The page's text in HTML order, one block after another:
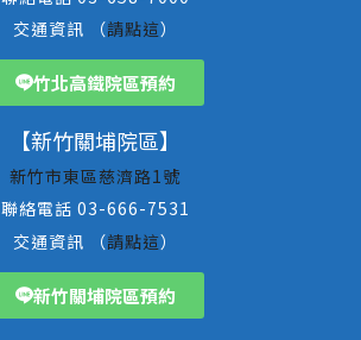
交通資訊 （請點這）
竹北高鐵院區預約
【新竹關埔院區】
新竹市東區慈濟路1號
聯絡電話 03-666-7531
交通資訊 （請點這）
新竹關埔院區預約